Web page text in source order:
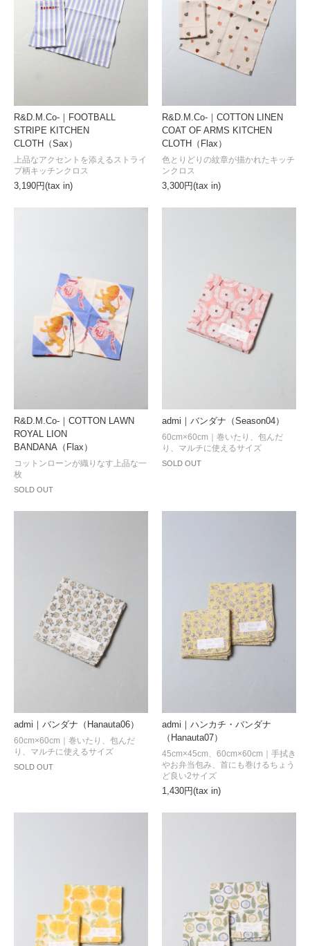
R&D.M.Co-｜FOOTBALL
STRIPE KITCHEN
CLOTH（Sax）
3,190円(tax in)
上品なアクセントを添えるストライ
プ柄キッチンクロス
R&D.M.Co-｜COTTON LINEN
COAT OF ARMS KITCHEN
CLOTH（Flax）
3,300円(tax in)
色とりどりの紋章が描かれたキッチ
ンクロス
R&D.M.Co-｜COTTON LAWN
ROYAL LION
BANDANA（Flax）
SOLD OUT
コットンローンが織りなす上品な一
枚
admi｜バンダナ（Season04）
SOLD OUT
60cm×60cm｜巻いたり、包んだ
り、マルチに使えるサイズ
admi｜バンダナ（Hanauta06）
SOLD OUT
60cm×60cm｜巻いたり、包んだ
り、マルチに使えるサイズ
admi｜ハンカチ・バンダナ
（Hanauta07）
1,430円(tax in)
45cm×45cm、60cm×60cm｜手拭き
やお弁当包み、首にも巻けるちょう
ど良い2サイズ